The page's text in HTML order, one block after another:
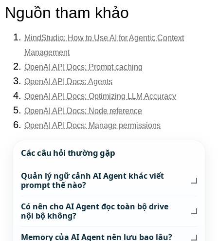
Nguồn tham khảo
MindStudio: How to Use AI for Agentic Context
Management
OpenAI API Docs: Prompt caching
OpenAI API Docs: Agents
OpenAI API Docs: Optimizing LLM Accuracy
OpenAI API Docs: Node reference
OpenAI API Docs: Manage permissions
Các câu hỏi thường gặp
Quản lý ngữ cảnh AI Agent khác viết
prompt thế nào?
Có nên cho AI Agent đọc toàn bộ drive
nội bộ không?
Memory của AI Agent nên lưu bao lâu?